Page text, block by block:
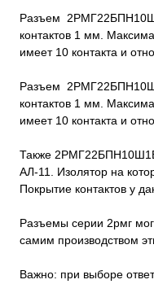
Разъем
контактов 1 мм.
имеет 10 контакта и
Разъем
контактов 1 мм.
имеет 10 контакта и
Также
АЛ-11. Изолятор на
Покрытие контактов у
Разъемы серии 2рмг
самим производством
Важно: при выборе